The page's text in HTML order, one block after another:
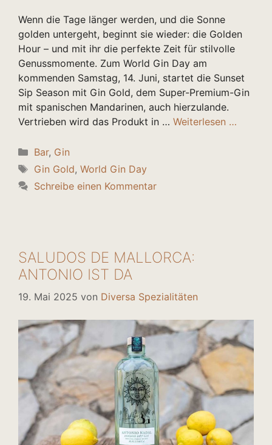
Wenn die Tage länger werden, und die Sonne
golden untergeht, beginnt sie wieder: die Golden
Hour – und mit ihr die perfekte Zeit für stilvolle
Genussmomente. Zum World Gin Day am
kommenden Samstag, 14. Juni, startet die Sunset
Sip Season mit Gin Gold, dem Super-Premium-Gin
mit spanischen Mandarinen, auch hierzulande.
Vertrieben wird das Produkt in … Weiterlesen …
Kategorien
Bar, Gin
Schlagwörter
Gin Gold, World Gin Day
Schreibe einen Kommentar
SALUDOS DE MALLORCA:
ANTONIO IST DA
19. Mai 2025 von Diversa Spezialitäten